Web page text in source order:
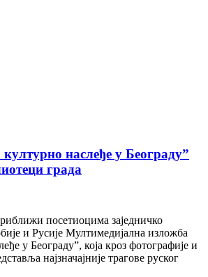
наслеђе у Београду”
града
посетиоцима заједничко
и Русије Мултимедијална изложба
у Београду”, која кроз фотографије и
најзначајније трагове руског